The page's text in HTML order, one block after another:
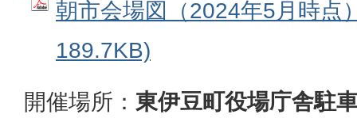
朝市会場図（2024年5月時点
189.7KB)
開催場所： 東伊豆町役場庁舎駐